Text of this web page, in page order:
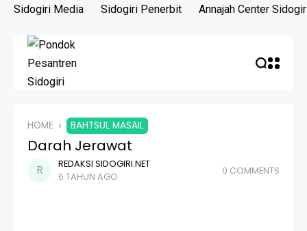
Skip
content
Sidogiri Media Sidogiri Penerbit Annajah Center
HOME BAHTSUL MASAIL
Darah Jerawat
REDAKSI SIDOGIRI.NET
6 TAHUN AGO
0 COMMENTS